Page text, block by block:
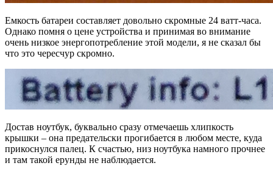
Емкость батареи составляет довольно скромные 24 ватт-часа.
Однако помня о цене устройства и принимая во внимание
очень низкое энергопотребление этой модели, я не сказал бы
что это чересчур скромно.
Достав ноутбук, буквально сразу отмечаешь хлипкость
крышки – она предательски прогибается в любом месте, куда
прикоснулся палец. К счастью, низ ноутбука намного прочнее
и там такой ерунды не наблюдается.